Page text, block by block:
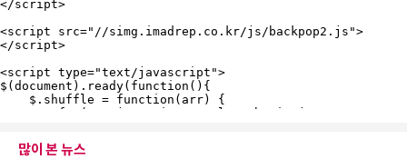
많이 본 뉴스